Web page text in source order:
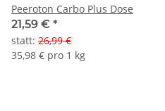
Peeroton Carbo Plus Dose
21,59 € *
statt: 26,99 €
35,98 € pro 1 kg